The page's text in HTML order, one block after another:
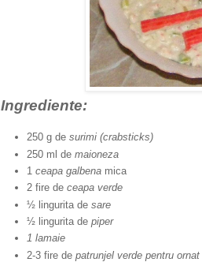
Ingrediente:
250 g de surimi (crabsticks)
250 ml de maioneza
1 ceapa galbena mica
2 fire de ceapa verde
½ lingurita de sare
½ lingurita de piper
1 lamaie
2-3 fire de patrunjel verde pentru ornat